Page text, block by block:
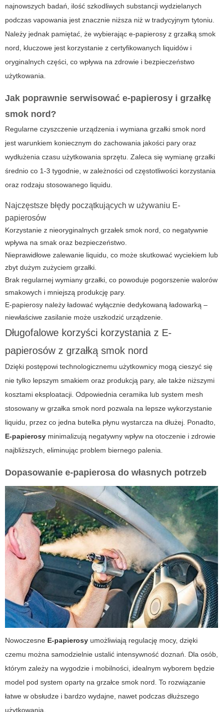
najnowszych badań, ilość szkodliwych substancji wydzielanych
podczas vapowania jest znacznie niższa niż w tradycyjnym tytoniu.
Należy jednak pamiętać, że wybierając e-papierosy z grzałką smok
nord, kluczowe jest korzystanie z certyfikowanych liquidów i
oryginalnych części, co wpływa na zdrowie i bezpieczeństwo
użytkowania.
Jak poprawnie serwisować e-papierosy i grzałkę
smok nord?
Regularne czyszczenie urządzenia i wymiana grzałki smok nord
jest warunkiem koniecznym do zachowania jakości pary oraz
wydłużenia czasu użytkowania sprzętu. Zaleca się wymianę grzałki
średnio co 1-3 tygodnie, w zależności od częstotliwości korzystania
oraz rodzaju stosowanego liquidu.
Najczęstsze błędy początkujących w używaniu E-
papierosów
Korzystanie z nieoryginalnych grzałek smok nord, co negatywnie
wpływa na smak oraz bezpieczeństwo.
Nieprawidłowe zalewanie liquidu, co może skutkować wyciekiem lub
zbyt dużym zużyciem grzałki.
Brak regularnej wymiany grzałki, co powoduje pogorszenie walorów
smakowych i mniejszą produkcję pary.
E-papierosy należy ładować wyłącznie dedykowaną ładowarką –
niewłaściwe zasilanie może uszkodzić urządzenie.
Długofalowe korzyści korzystania z E-
papierosów z grzałką smok nord
Dzięki postępowi technologicznemu użytkownicy mogą cieszyć się
nie tylko lepszym smakiem oraz produkcją pary, ale także niższymi
kosztami eksploatacji. Odpowiednia ceramika lub system mesh
stosowany w grzałka smok nord pozwala na lepsze wykorzystanie
liquidu, przez co jedna butelka płynu wystarcza na dłużej. Ponadto,
E-papierosy minimalizują negatywny wpływ na otoczenie i zdrowie
najbliższych, eliminując problem biernego palenia.
Dopasowanie e-papierosa do własnych potrzeb
Nowoczesne E-papierosy umożliwiają regulację mocy, dzięki
czemu można samodzielnie ustalić intensywność doznań. Dla osób,
którym zależy na wygodzie i mobilności, idealnym wyborem będzie
model pod system oparty na grzałce smok nord. To rozwiązanie
łatwe w obsłudze i bardzo wydajne, nawet podczas dłuższego
użytkowania.